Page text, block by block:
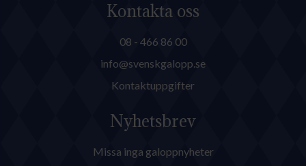
Kontakta oss
08 - 466 86 00
info@svenskgalopp.se
Kontaktuppgifter
Nyhetsbrev
Missa inga galoppnyheter